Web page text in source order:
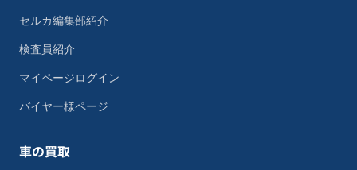
セルカ編集部紹介
検査員紹介
マイページログイン
バイヤー様ページ
車の買取